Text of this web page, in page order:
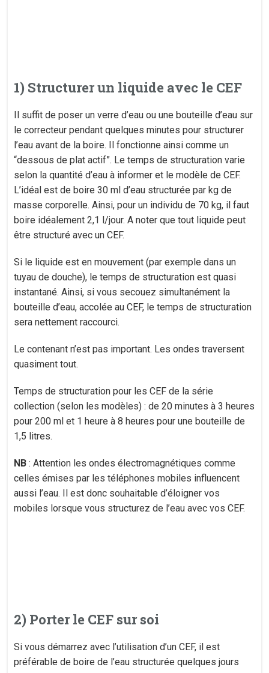
1) Structurer un liquide avec le CEF
Il suffit de poser un verre d’eau ou une bouteille d’eau sur
le correcteur pendant quelques minutes pour structurer
l’eau avant de la boire. Il fonctionne ainsi comme un
“dessous de plat actif”. Le temps de structuration varie
selon la quantité d’eau à informer et le modèle de CEF.
L’idéal est de boire 30 ml d’eau structurée par kg de
masse corporelle. Ainsi, pour un individu de 70 kg, il faut
boire idéalement 2,1 l/jour. A noter que tout liquide peut
être structuré avec un CEF.
Si le liquide est en mouvement (par exemple dans un
tuyau de douche), le temps de structuration est quasi
instantané. Ainsi, si vous secouez simultanément la
bouteille d’eau, accolée au CEF, le temps de structuration
sera nettement raccourci.
Le contenant n’est pas important. Les ondes traversent
quasiment tout.
Temps de structuration pour les CEF de la série
collection (selon les modèles) : de 20 minutes à 3 heures
pour 200 ml et 1 heure à 8 heures pour une bouteille de
1,5 litres.
NB : Attention les ondes électromagnétiques comme
celles émises par les téléphones mobiles influencent
aussi l’eau. Il est donc souhaitable d’éloigner vos
mobiles lorsque vous structurez de l’eau avec vos CEF.
2) Porter le CEF sur soi
Si vous démarrez avec l’utilisation d’un CEF, il est
préférable de boire de l’eau structurée quelques jours